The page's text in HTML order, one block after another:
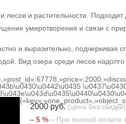
лесов и растительности.
умиротворения и связи с
и выразительно, подчеркивая
Вид озера среди лесов
2000 руб. (цена без скидки)
– 5 % – При полной оплате